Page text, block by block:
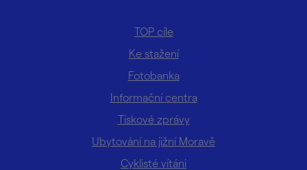
TOP cíle
Ke stažení
Fotobanka
Informační centra
Tiskové zprávy
Ubytování na jižní Moravě
Cyklisté vítáni